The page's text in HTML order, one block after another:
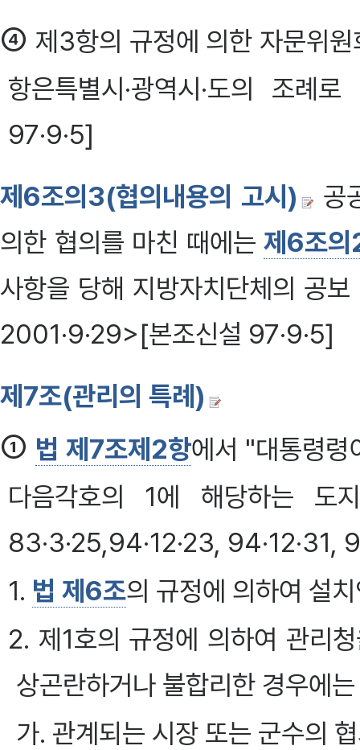
④ 제3항의 규정에 의한 자문위
항은특별시·광역시·도의 조례
97·9·5]
제6조의3(협의내용의 고시)
공
의한 협의를 마친 때에는 제6조
사항을 당해 지방자치단체의 공
2001·9·29>[본조신설 97·9·5]
제7조(관리의 특례)
① 법 제7조제2항에서 "대통령령
다음각호의 1에 해당하는 도
83·3·25,94·12·23, 94·12·31,
1. 법 제6조의 규정에 의하여 설
2. 제1호의 규정에 의하여 관리
상곤란하거나 불합리한 경우에
가. 관계되는 시장 또는 군수의